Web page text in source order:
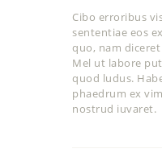
Cibo erroribus
sententiae eos
quo, nam
Mel ut labore
quod ludus.
phaedrum ex
nostrud iuvaret.